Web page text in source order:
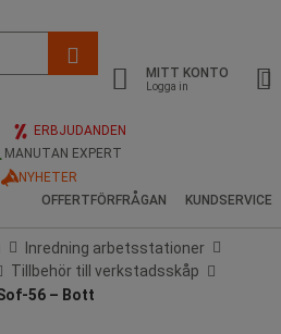
MITT KONTO
Logga in
ERBJUDANDEN
MANUTAN EXPERT
NYHETER
OFFERTFÖRFRÅGAN
KUNDSERVICE
Inredning arbetsstationer
Tillbehör till verkstadsskåp
56 – Bott